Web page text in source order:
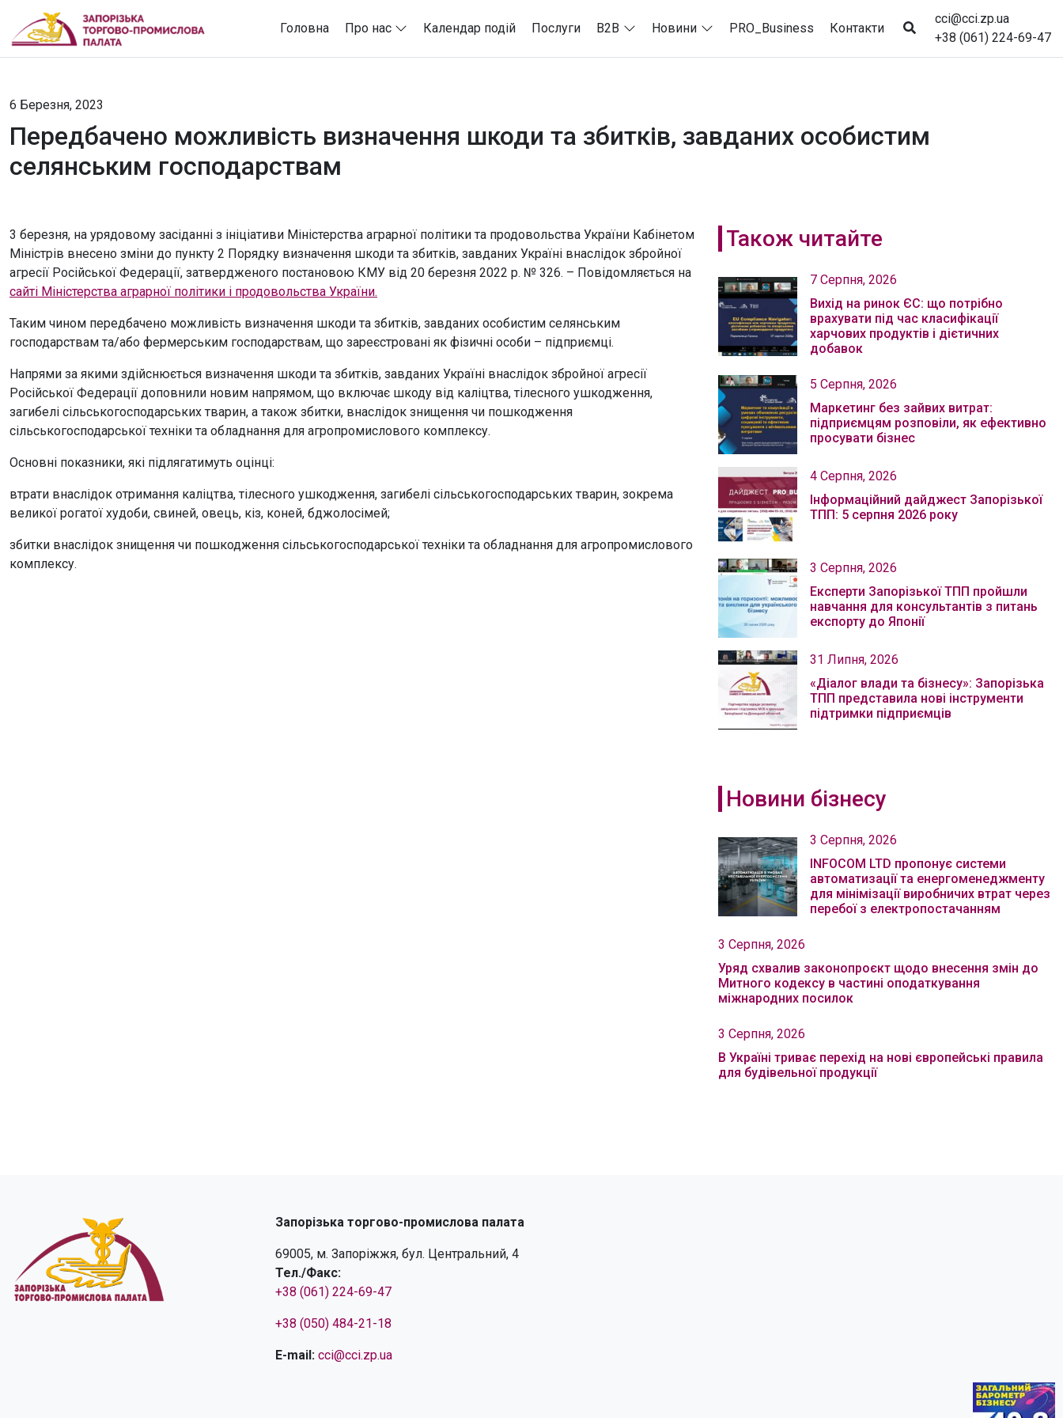
Головна Про нас Календар подій Послуги B2B Новини PRO_Business Контакти
cci@cci.zp.ua
+38 (061) 224-69-47
6 Березня, 2023
Передбачено можливість визначення шкоди та збитків, завданих особистим
селянським господарствам
3 березня, на урядовому засіданні з ініціативи Міністерства аграрної політики та продовольства України Кабінетом
Міністрів внесено зміни до пункту 2 Порядку визначення шкоди та збитків, завданих Україні внаслідок збройної
агресії Російської Федерації, затвердженого постановою КМУ від 20 березня 2022 р. № 326. – Повідомляється на
сайті Міністерства аграрної політики і продовольства України.
Таким чином передбачено можливість визначення шкоди та збитків, завданих особистим селянським
господарствам та/або фермерським господарствам, що зареєстровані як фізичні особи – підприємці.
Напрями за якими здійснюється визначення шкоди та збитків, завданих Україні внаслідок збройної агресії
Російської Федерації доповнили новим напрямом, що включає шкоду від каліцтва, тілесного ушкодження,
загибелі сільськогосподарських тварин, а також збитки, внаслідок знищення чи пошкодження
сільськогосподарської техніки та обладнання для агропромислового комплексу.
Основні показники, які підлягатимуть оцінці:
втрати внаслідок отримання каліцтва, тілесного ушкодження, загибелі сільськогосподарських тварин, зокрема
великої рогатої худоби, свиней, овець, кіз, коней, бджолосімей;
збитки внаслідок знищення чи пошкодження сільськогосподарської техніки та обладнання для агропромислового
комплексу.
Також читайте
7 Серпня, 2026
Вихід на ринок ЄС: що потрібно
врахувати під час класифікації
харчових продуктів і дієтичних
добавок
5 Серпня, 2026
Маркетинг без зайвих витрат:
підприємцям розповіли, як ефективно
просувати бізнес
4 Серпня, 2026
Інформаційний дайджест Запорізької
ТПП: 5 серпня 2026 року
3 Серпня, 2026
Експерти Запорізької ТПП пройшли
навчання для консультантів з питань
експорту до Японії
31 Липня, 2026
«Діалог влади та бізнесу»: Запорізька
ТПП представила нові інструменти
підтримки підприємців
Новини бізнесу
3 Серпня, 2026
INFOCOM LTD пропонує системи
автоматизації та енергоменеджменту
для мінімізації виробничих втрат через
перебої з електропостачанням
3 Серпня, 2026
Уряд схвалив законопроєкт щодо внесення змін до
Митного кодексу в частині оподаткування
міжнародних посилок
3 Серпня, 2026
В Україні триває перехід на нові європейські правила
для будівельної продукції
Запорізька торгово-промислова палата
69005, м. Запоріжжя, бул. Центральний, 4
Тел./Факс:
+38 (061) 224-69-47
+38 (050) 484-21-18
E-mail: cci@cci.zp.ua